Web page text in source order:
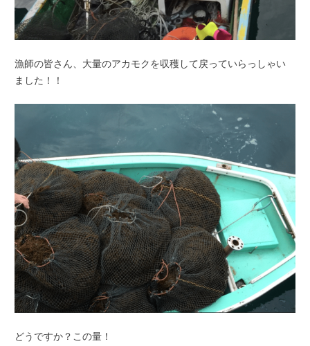
漁師の皆さん、大量のアカモクを収穫して戻っていらっしゃい
ました！！
どうですか？この量！